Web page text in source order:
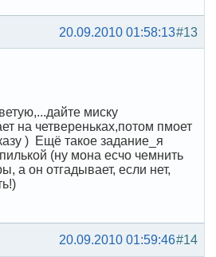
#13
20.09.2010 01:58:13
миску
на четвереньках,потом пмоет
) Ещё такое задание_я
(ну мона есчо чемнить
а он отгадывает, если нет,
#14
20.09.2010 01:59:46